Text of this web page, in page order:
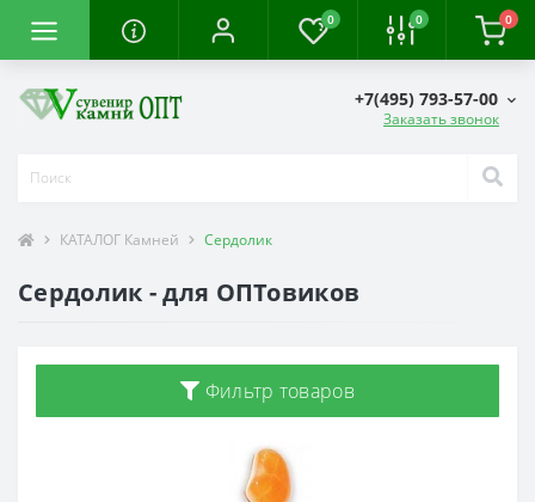
0 0 0
+7(495) 793-57-00
Заказать звонок
КАТАЛОГ Камней Сердолик
Сердолик - для ОПТовиков
Фильтр товаров